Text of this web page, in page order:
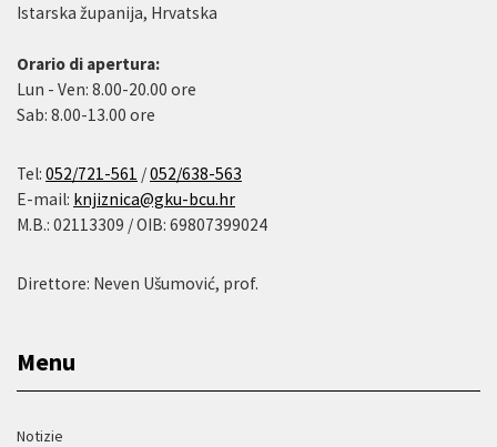
Istarska županija, Hrvatska
Orario di apertura:
Lun - Ven: 8.00-20.00 ore
Sab: 8.00-13.00 ore
Tel: 052/721-561 /052/638-563
E-mail: knjiznica@gku-bcu.hr
M.B.: 02113309 / OIB: 69807399024
Direttore: Neven Ušumović, prof.
Menu
Notizie